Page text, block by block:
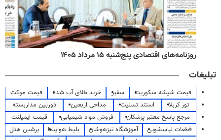
روزنامه‌های اقتصادی پنج‌شنبه ۱۵ مرداد ۱۴۰۵
تبلیغات
قیمت شیشه سکوریت سفیر خرید طلای آب شده
قیمت موکت
تور کربلا
استند تسلیت مداحی اربعین
دوربین مداربسته
مرجع پاسخ معتبر پزشکان
فروش مواد شیمیایی
قیمت ایمپلنت
قطعات لباسشویی
آموزشگاه تیزهوشان بلیط هواپیما
پرشین هتل